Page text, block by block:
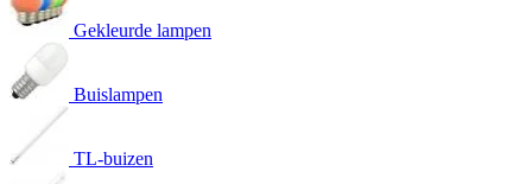
Gekleurde lampen
Buislampen
TL-buizen